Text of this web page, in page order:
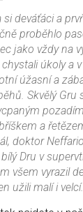
deváťáci a
proběhlo
jako vždy na
úkoly a
úžasní a
Skvělý
a
doktor
Dru v
všem vyrazil
užili malí i velcí.